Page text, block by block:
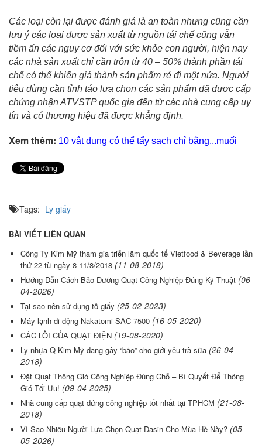
Các loại còn lại được đánh giá là an toàn nhưng cũng cần
lưu ý các loại được sản xuất từ nguồn tái chế cũng vẫn
tiềm ẩn các nguy cơ đối với sức khỏe con người, hiện nay
các nhà sản xuất chỉ cần trộn từ 40 – 50% thành phần tái
chế có thể khiến giá thành sản phẩm rẻ đi một nửa. Người
tiêu dùng cần tỉnh táo lựa chọn các sản phẩm đã được cấp
chứng nhận ATVSTP quốc gia đến từ các nhà cung cấp uy
tín và có thương hiệu đã được khẳng định.
Xem thêm: 10 vật dụng có thể tẩy sạch chỉ bằng...muối
Tags: Ly giấy
BÀI VIẾT LIÊN QUAN
Công Ty Kim Mỹ tham gia triễn lãm quốc tế Vietfood & Beverage lần
thứ 22 từ ngày 8-11/8/2018 (11-08-2018)
Hướng Dẫn Cách Bảo Dưỡng Quạt Công Nghiệp Đúng Kỹ Thuật (06-
04-2026)
Tại sao nên sử dụng tô giấy (25-02-2023)
Máy lạnh di động Nakatomi SAC 7500 (16-05-2020)
CÁC LỖI CỦA QUẠT ĐIỆN (19-08-2020)
Ly nhựa Q Kim Mỹ đang gây “bão” cho giới yêu trà sữa (26-04-
2018)
Đặt Quạt Thông Gió Công Nghiệp Đúng Chỗ – Bí Quyết Để Thông
Gió Tối Ưu! (09-04-2025)
Nhà cung cấp quạt đứng công nghiệp tốt nhất tại TPHCM (21-08-
2018)
Vì Sao Nhiều Người Lựa Chọn Quạt Dasin Cho Mùa Hè Này? (05-
05-2026)